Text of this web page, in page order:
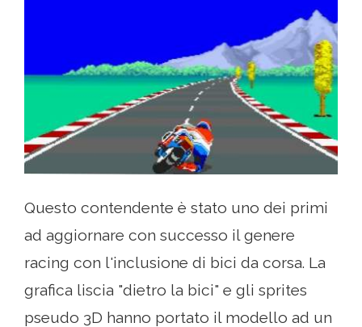
Questo contendente è stato uno dei primi
ad aggiornare con successo il genere
racing con l'inclusione di bici da corsa. La
grafica liscia "dietro la bici" e gli sprites
pseudo 3D hanno portato il modello ad un